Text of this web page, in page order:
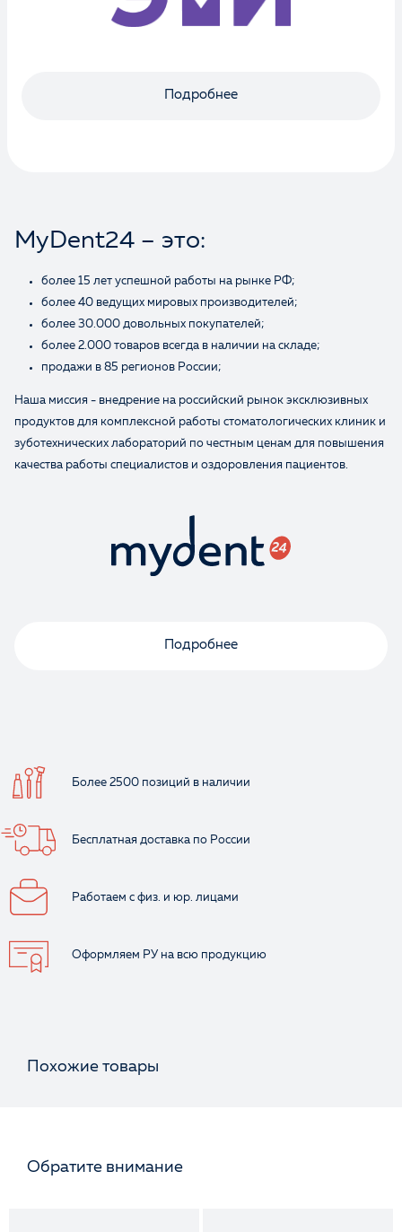
Подробнее
MyDent24 – это:
более 15 лет успешной работы на рынке РФ;
более 40 ведущих мировых производителей;
более 30.000 довольных покупателей;
более 2.000 товаров всегда в наличии на складе;
продажи в 85 регионов России;
Наша миссия - внедрение на российский рынок эксклюзивных
продуктов для комплексной работы стоматологических клиник и
зуботехнических лабораторий по честным ценам для повышения
качества работы специалистов и оздоровления пациентов.
Подробнее
Более 2500 позиций в наличии
Бесплатная доставка по России
Работаем с физ. и юр. лицами
Оформляем РУ на всю продукцию
Похожие товары
Обратите внимание
Отзыв